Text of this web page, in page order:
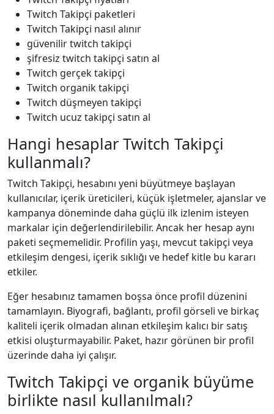
Twitch Takipçi paketleri
Twitch Takipçi nasıl alınır
güvenilir twitch takipçi
şifresiz twitch takipçi satın al
Twitch gerçek takipçi
Twitch organik takipçi
Twitch düşmeyen takipçi
Twitch ucuz takipçi satın al
Hangi hesaplar Twitch Takipçi
kullanmalı?
Twitch Takipçi, hesabını yeni büyütmeye başlayan
kullanıcılar, içerik üreticileri, küçük işletmeler, ajanslar ve
kampanya döneminde daha güçlü ilk izlenim isteyen
markalar için değerlendirilebilir. Ancak her hesap aynı
paketi seçmemelidir. Profilin yaşı, mevcut takipçi veya
etkileşim dengesi, içerik sıklığı ve hedef kitle bu kararı
etkiler.
Eğer hesabınız tamamen boşsa önce profil düzenini
tamamlayın. Biyografi, bağlantı, profil görseli ve birkaç
kaliteli içerik olmadan alınan etkileşim kalıcı bir satış
etkisi oluşturmayabilir. Paket, hazır görünen bir profil
üzerinde daha iyi çalışır.
Twitch Takipçi ve organik büyüme
birlikte nasıl kullanılmalı?